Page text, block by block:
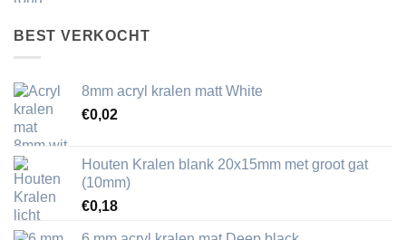
BEST VERKOCHT
8mm acryl kralen matt White
€0,02
Houten Kralen blank 20x15mm met groot gat
(10mm)
€0,18